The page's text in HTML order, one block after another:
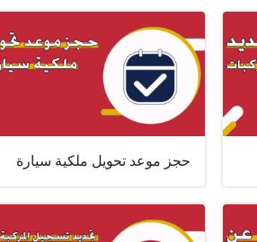
حجز موعد تحويل ملكية سيارة ‏